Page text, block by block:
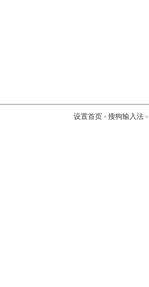
设置首页 - 搜狗输入法 -